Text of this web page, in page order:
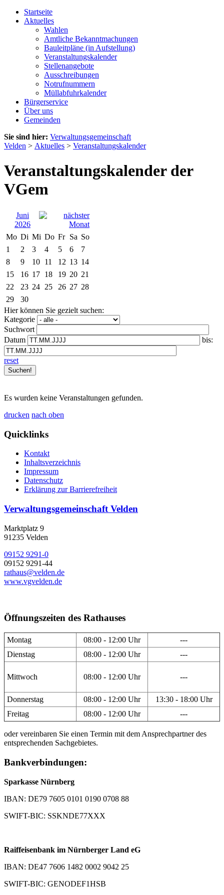
Startseite
Aktuelles
Wahlen
Amtliche Bekanntmachungen
Bauleitpläne (in Aufstellung)
Veranstaltungskalender
Stellenangebote
Ausschreibungen
Notrufnummern
Müllabfuhrkalender
Bürgerservice
Über uns
Gemeinden
Sie sind hier: Verwaltungsgemeinschaft
Velden > Aktuelles > Veranstaltungskalender
Veranstaltungskalender der
VGem
Juni
2026
Mo Di Mi Do Fr Sa So
1
2 3 4 5 6
7
8
9 10 11 12 13 14
15
16 17 18 19 20 21
22
23 24 25 26 27 28
29
30
Hier können Sie gezielt suchen:
Kategorie
Suchwort
Datum
bis:
reset
Es wurden keine Veranstaltungen gefunden.
drucken nach oben
Quicklinks
Kontakt
Inhaltsverzeichnis
Impressum
Datenschutz
Erklärung zur Barrierefreiheit
Verwaltungsgemeinschaft Velden
Marktplatz 9
91235 Velden
09152 9291-0
09152 9291-44
rathaus@velden.de
www.vgvelden.de
Öffnungszeiten des Rathauses
Montag 08:00 - 12:00 Uhr
---
Dienstag
08:00 - 12:00 Uhr ---
Mittwoch 08:00 - 12:00 Uhr ---
Donnerstag 08:00 - 12:00 Uhr
13:30 - 18:00 Uhr
Freitag
08:00 - 12:00 Uhr ---
oder vereinbaren Sie einen Termin mit dem Ansprechpartner des
entsprechenden Sachgebietes.
Bankverbindungen:
Sparkasse Nürnberg
IBAN: DE79 7605 0101 0190 0708 88
SWIFT-BIC: SSKNDE77XXX
Raiffeisenbank im Nürnberger Land eG
IBAN: DE47 7606 1482 0002 9042 25
SWIFT-BIC: GENODEF1HSB